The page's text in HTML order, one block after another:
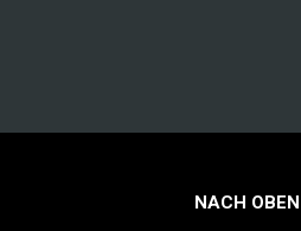
NACH OBEN